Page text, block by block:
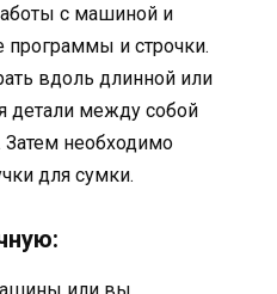
с машиной и
программы и строчки.
вдоль длинной или
детали между собой
Затем необходимо
для сумки.